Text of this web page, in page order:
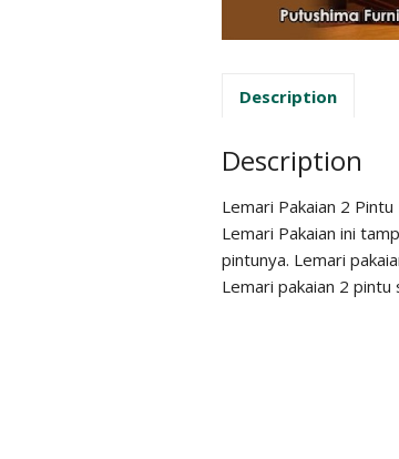
Description
Description
Lemari Pakaian 2
Lemari Pakaian ini
pintunya. Lemari
Lemari pakaian 2